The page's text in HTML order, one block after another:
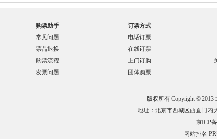
购票助手
常见问题
票品退换
购票流程
发票问题
订票方式
电话订票
在线订票
上门订购
团体购票
版权所有 Copyright © 2013
地址：北京市西城区西直门内
京ICP
网站排名